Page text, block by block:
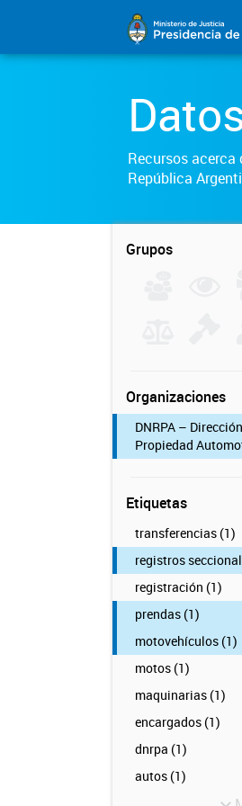
Recursos
República
Grupos
Organizaciones
DNRPA –
Propiedad
Etiquetas
transferencias (1)
registros
registración (1)
prendas (1)
motovehículos (1)
motos (1)
maquinarias (1)
encargados (1)
dnrpa (1)
autos (1)